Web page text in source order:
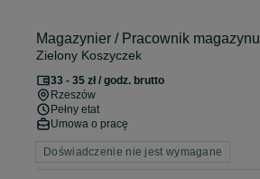
Magazynier / Pracownik magazynu
Zielony Koszyczek
33 - 35 zł / godz. brutto
Rzeszów
Pełny etat
Umowa o pracę
Doświadczenie nie jest wymagane